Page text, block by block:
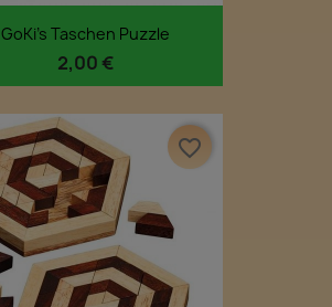
GoKi's Taschen Puzzle
2,00 €
favorite_border